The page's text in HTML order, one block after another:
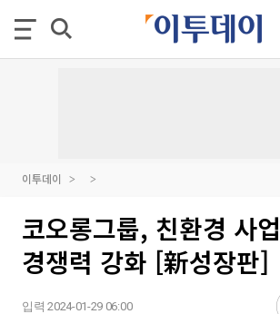
이투데이
코오롱그룹, 친환경 사
경쟁력 강화 [新성장판]
입력 2024-01-29 06:00